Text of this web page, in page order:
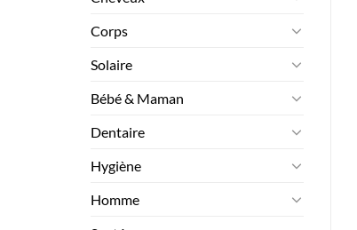
Corps
Solaire
Bébé & Maman
Dentaire
Hygiène
Homme